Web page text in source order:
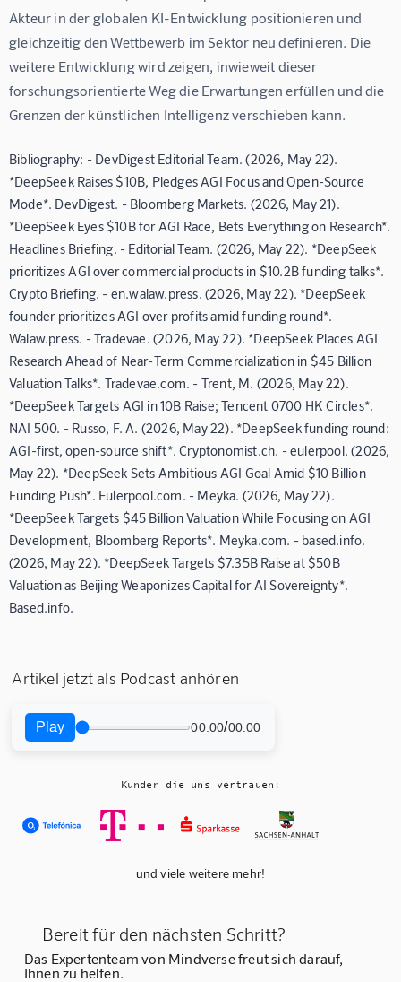
Akteur in der globalen KI-Entwicklung positionieren und
gleichzeitig den Wettbewerb im Sektor neu definieren. Die
weitere Entwicklung wird zeigen, inwieweit dieser
forschungsorientierte Weg die Erwartungen erfüllen und die
Grenzen der künstlichen Intelligenz verschieben kann.
Bibliography: - DevDigest Editorial Team. (2026, May 22).
*DeepSeek Raises $10B, Pledges AGI Focus and Open-Source
Mode*. DevDigest. - Bloomberg Markets. (2026, May 21).
*DeepSeek Eyes $10B for AGI Race, Bets Everything on Research*.
Headlines Briefing. - Editorial Team. (2026, May 22). *DeepSeek
prioritizes AGI over commercial products in $10.2B funding talks*.
Crypto Briefing. - en.walaw.press. (2026, May 22). *DeepSeek
founder prioritizes AGI over profits amid funding round*.
Walaw.press. - Tradevae. (2026, May 22). *DeepSeek Places AGI
Research Ahead of Near-Term Commercialization in $45 Billion
Valuation Talks*. Tradevae.com. - Trent, M. (2026, May 22).
*DeepSeek Targets AGI in 10B Raise; Tencent 0700 HK Circles*.
NAI 500. - Russo, F. A. (2026, May 22). *DeepSeek funding round:
AGI-first, open-source shift*. Cryptonomist.ch. - eulerpool. (2026,
May 22). *DeepSeek Sets Ambitious AGI Goal Amid $10 Billion
Funding Push*. Eulerpool.com. - Meyka. (2026, May 22).
*DeepSeek Targets $45 Billion Valuation While Focusing on AGI
Development, Bloomberg Reports*. Meyka.com. - based.info.
(2026, May 22). *DeepSeek Targets $7.35B Raise at $50B
Valuation as Beijing Weaponizes Capital for AI Sovereignty*.
Based.info.
Artikel jetzt als Podcast anhören
Play 00:00/00:00
Kunden die uns vertrauen:
und viele weitere mehr!
Bereit für den nächsten Schritt?
Das Expertenteam von Mindverse freut sich darauf,
Ihnen zu helfen.